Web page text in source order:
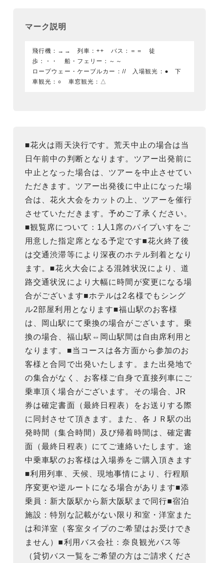
マーク説明
飛行機：→→ 列車：++ バス：＝＝ 徒
歩：・・ 船・フェリー：～～
ロープウェー・ケーブルカー：// 入場観光：● 下
車観光：○ 車窓観光：△
■花火は雨天決行です。荒天中止の場合は当
日午前中の判断となります。ツアー出発前に
中止となった場合は、ツアーを中止させてい
ただきます。ツアー出発後に中止になった場
合は、花火大会をカットの上、ツアーを催行
させていただきます。予めご了承ください。
■観覧席について：1人1席のパイプいすをご
用意した指定席となる予定です■花火終了後
は交通渋滞等により深夜のホテル到着となり
ます。■花火大会による混雑状況により、道
路交通状況により大幅に時間が変更になる場
合がございます■ホテルは2名様でもシング
ル2部屋利用となります■福山駅のお客様
は、岡山駅にて乗換の場合がございます。乗
換の場合、福山駅⇔岡山駅間は自由席利用と
なります。■当コースは各方面から参加のお
客様と合同で出発いたします。また出発地で
の集合がなく、お客様ご自身で直接列車にご
乗車頂く場合がございます。その場合、JR
券は確定書面（最終日程表）をお送りする際
に同封させて頂きます。また、各ＪＲ駅の出
発時間（集合時間）及び帰着時間は、確定書
面（最終日程表）にてご連絡いたします。途
中乗車駅のお客様は入場券をご購入頂きます
■利用列車、天候、現地事情により、行程順
序変更や逆ルートになる場合があります■添
乗員：新大阪駅から新大阪駅まで同行■宿泊
施設：特別な記載がない限り和室・洋室また
は和洋室（客室タイプのご希望はお受けでき
ません）■利用バス会社：奈良観光バス等
（貸切バス一覧をご希望の方はご請求くださ